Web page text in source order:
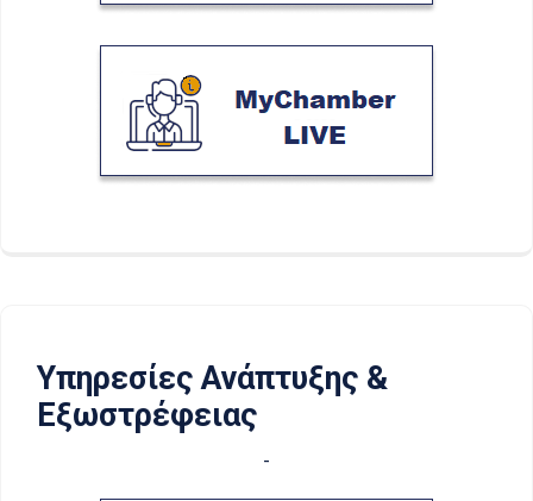
Υπηρεσίες Ανάπτυξης &
Εξωστρέφειας
-